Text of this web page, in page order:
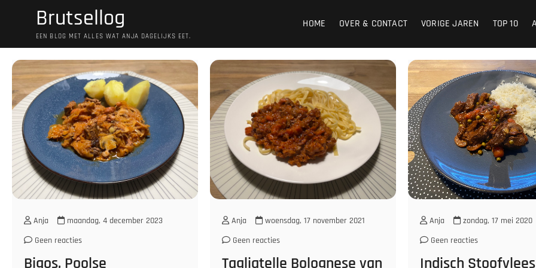
Brutsellog
EEN BLOG MET ALLES WAT ANJA DAGELIJKS EET.
HOME OVER & CONTACT VORIGE JAREN TOP 10
Anja
maandag, 4 december 2023
Geen reacties
Bigos, Poolse
Anja
woensdag, 17 november 2021
Geen reacties
Tagliatelle Bolognese van
Anja
zondag, 17 mei 2020
Geen reacties
Indisch Stoofvlees